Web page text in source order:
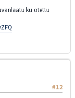
ku otettu
#12